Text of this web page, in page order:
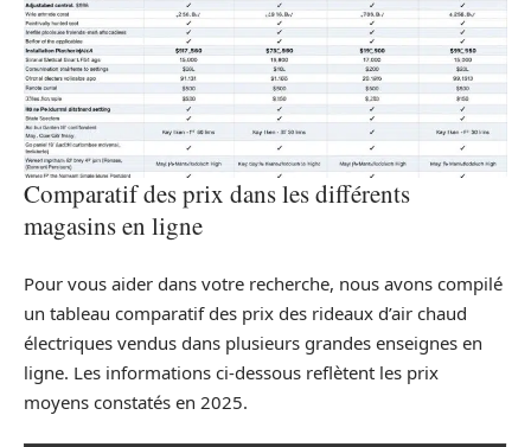
Comparatif des prix dans les différents
magasins en ligne
Pour vous aider dans votre recherche, nous avons compilé
un tableau comparatif des prix des rideaux d’air chaud
électriques vendus dans plusieurs grandes enseignes en
ligne. Les informations ci-dessous reflètent les prix
moyens constatés en 2025.